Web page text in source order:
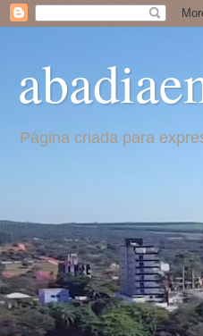
Página criada para